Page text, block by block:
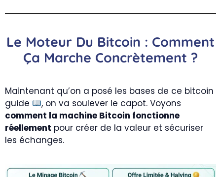
Le Moteur Du Bitcoin : Comment
Ça Marche Concrètement ?
Maintenant qu’on a posé les bases de ce bitcoin
guide
, on va soulever le capot. Voyons
comment la machine Bitcoin fonctionne
réellement pour créer de la valeur et sécuriser
les échanges.